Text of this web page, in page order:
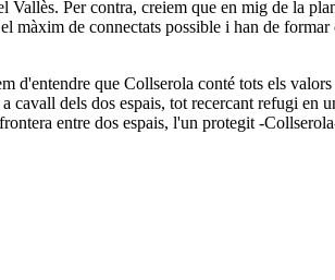
Per contra, creiem que en mig de la
màxim de connectats possible i han de
d'entendre que Collserola conté tots els
cavall dels dos espais, tot recercant refugi en
entre dos espais, l'un protegit -